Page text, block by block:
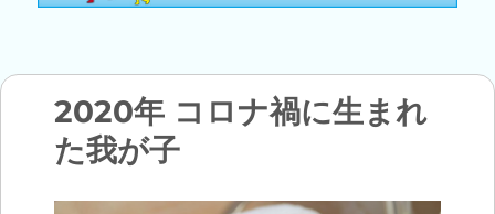
2020年 コロナ禍に生まれ
た我が子